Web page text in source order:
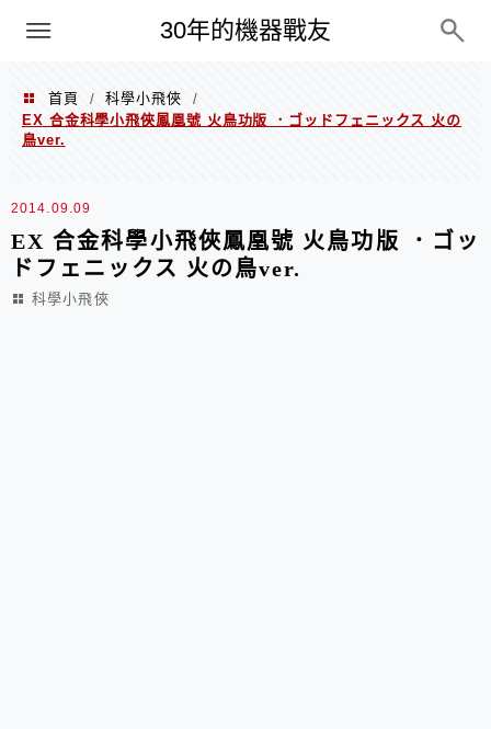
30年的機器戰友
PC
首頁 / 科學小飛俠
/
EX 合金科學小飛俠鳳凰號 火鳥功版 ．ゴッドフェニックス 火の
鳥ver.
2014.09.09
EX 合金科學小飛俠鳳凰號 火鳥功版 ．ゴッ
ドフェニックス 火の鳥ver.
科學小飛俠